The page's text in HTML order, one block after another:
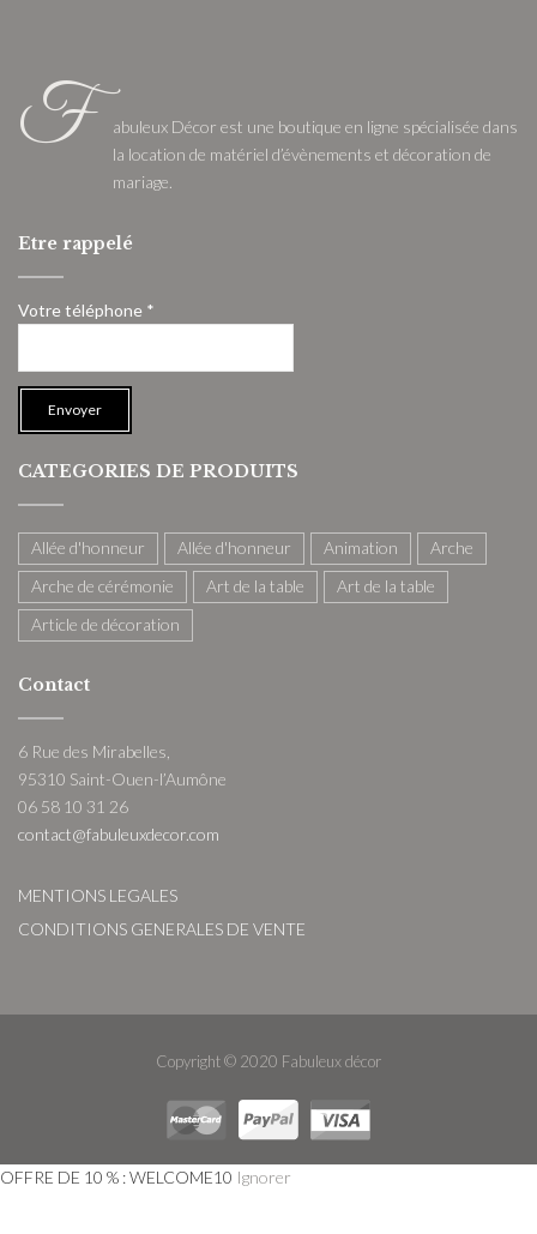
F
abuleux Décor est une boutique en ligne spécialisée dans
la location de matériel d’évènements et décoration de
mariage.
Etre rappelé
Votre téléphone *
CATEGORIES DE PRODUITS
Allée d'honneur Allée d'honneur Animation
Arche
Arche de cérémonie
Art de la table
Art de la table
Article de décoration
Contact
6 Rue des Mirabelles,
95310 Saint-Ouen-l’Aumône
06 58 10 31 26
contact@fabuleuxdecor.com
MENTIONS LEGALES
CONDITIONS GENERALES DE VENTE
Copyright © 2020 Fabuleux décor
OFFRE DE 10 % : WELCOME10 Ignorer